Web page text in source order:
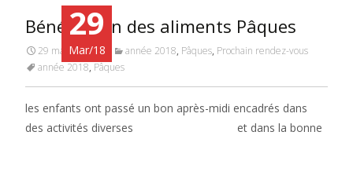
29
Mar/18
Bénédiction des aliments Pâques
29 mars 2018 année 2018, Pâques, Prochain rendez-vous
année 2018, Pâques
les enfants ont passé un bon après-midi encadrés dans
des activités diverses et dans la bonne